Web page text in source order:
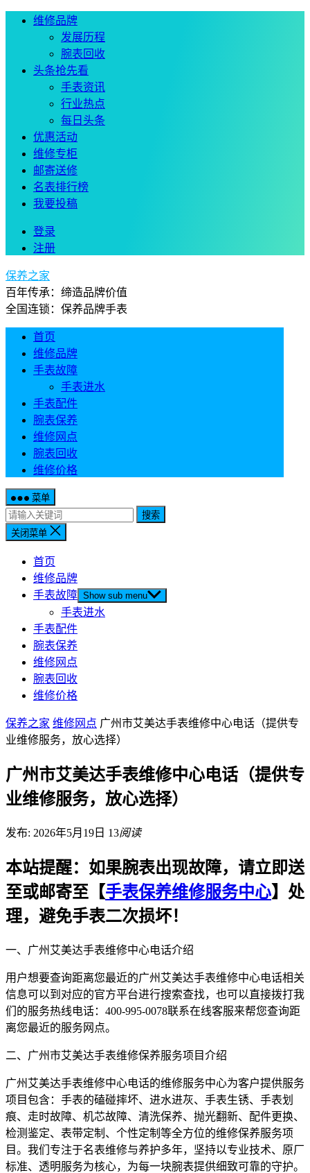
维修品牌
发展历程
腕表回收
头条抢先看
手表资讯
行业热点
每日头条
优惠活动
维修专柜
邮寄送修
名表排行榜
我要投稿
登录
注册
保养之家
百年传承：缔造品牌价值
全国连锁：保养品牌手表
首页
维修品牌
手表故障
手表进水
手表配件
腕表保养
维修网点
腕表回收
维修价格
菜单
搜索
关闭菜单
首页
维修品牌
手表故障 Show sub menu
手表进水
手表配件
腕表保养
维修网点
腕表回收
维修价格
保养之家 维修网点 广州市艾美达手表维修中心电话（提供专
业维修服务，放心选择）
广州市艾美达手表维修中心电话（提供专
业维修服务，放心选择）
发布: 2026年5月19日 13阅读
本站提醒：如果腕表出现故障，请立即送
至或邮寄至【手表保养维修服务中心】处
理，避免手表二次损坏！
一、广州艾美达手表维修中心电话介绍
用户想要查询距离您最近的广州艾美达手表维修中心电话相关
信息可以到对应的官方平台进行搜索查找，也可以直接拨打我
们的服务热线电话：400-995-0078联系在线客服来帮您查询距
离您最近的服务网点。
二、广州市艾美达手表维修保养服务项目介绍
广州艾美达手表维修中心电话的维修服务中心为客户提供服务
项目包含：手表的磕碰摔坏、进水进灰、手表生锈、手表划
痕、走时故障、机芯故障、清洗保养、抛光翻新、配件更换、
检测鉴定、表带定制、个性定制等全方位的维修保养服务项
目。我们专注于名表维修与养护多年，坚持以专业技术、原厂
标准、透明服务为核心，为每一块腕表提供细致可靠的守护。